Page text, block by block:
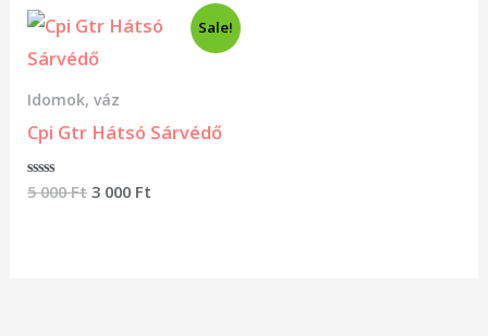
Sale!
Idomok, váz
Cpi Gtr Hátsó Sárvédő
Értékelés:
5 000Ft
Original
price
was:
000 Ft.
3 000 Ft
Current
price